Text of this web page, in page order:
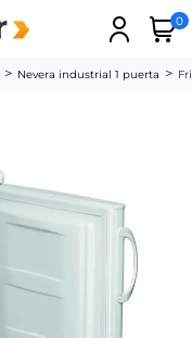
0
Nevera industrial 1 puerta